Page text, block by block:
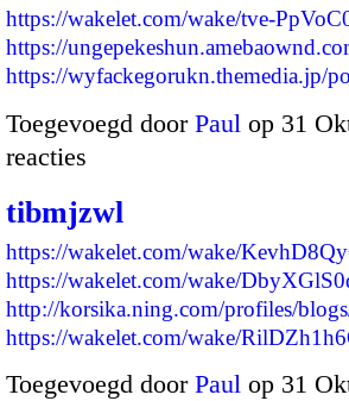
https://wakelet.com/wake/tve-
https://
https://wyfackegorukn.themedia.jp/
Toegevoegd door Paul op 31
reacties
tibmjzwl
https://wakelet.com/wake/
https://wakelet.com/wake/
http://korsika.ning.com/profiles/
https://wakelet.com/wake/
Toegevoegd door Paul op 31